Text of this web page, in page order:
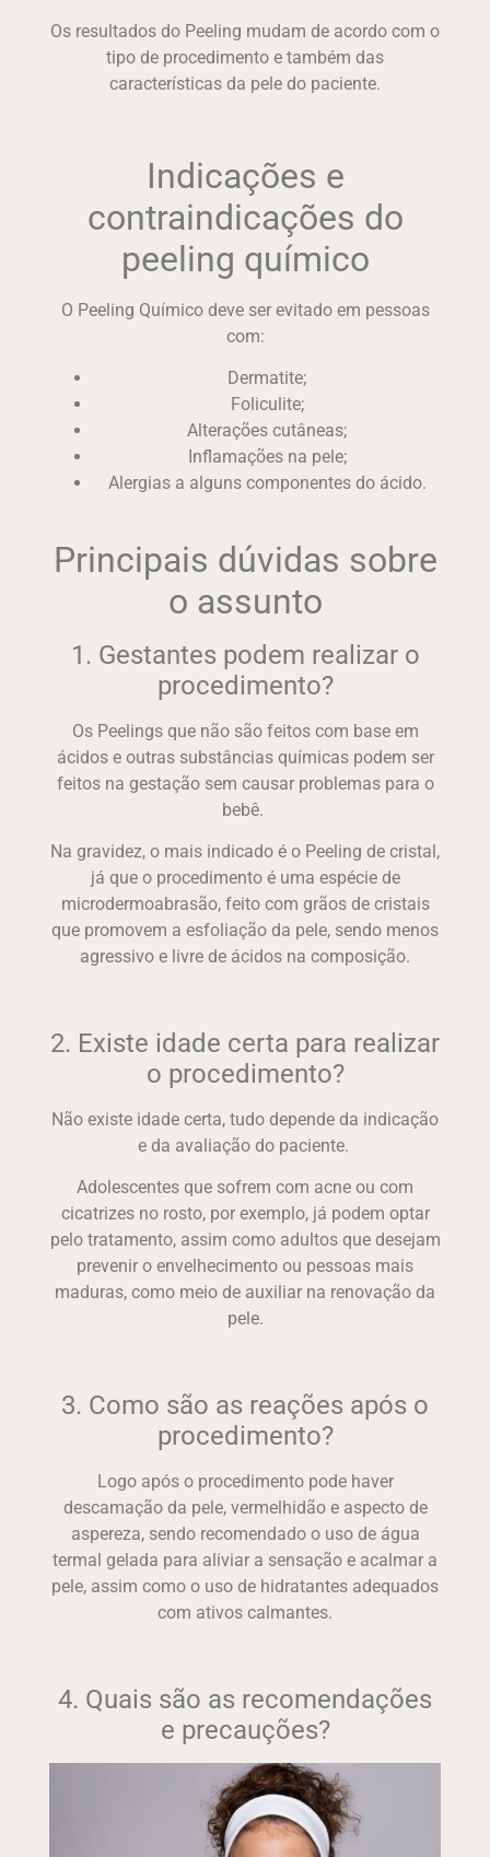
Os resultados do Peeling mudam de acordo com o
tipo de procedimento e também das
características da pele do paciente.
Indicações e
contraindicações do
peeling químico
O Peeling Químico deve ser evitado em pessoas
com:
Dermatite;
Foliculite;
Alterações cutâneas;
Inflamações na pele;
Alergias a alguns componentes do ácido.
Principais dúvidas sobre
o assunto
1. Gestantes podem realizar o
procedimento?
Os Peelings que não são feitos com base em
ácidos e outras substâncias químicas podem ser
feitos na gestação sem causar problemas para o
bebê.
Na gravidez, o mais indicado é o Peeling de cristal,
já que o procedimento é uma espécie de
microdermoabrasão, feito com grãos de cristais
que promovem a esfoliação da pele, sendo menos
agressivo e livre de ácidos na composição.
2. Existe idade certa para realizar
o procedimento?
Não existe idade certa, tudo depende da indicação
e da avaliação do paciente.
Adolescentes que sofrem com acne ou com
cicatrizes no rosto, por exemplo, já podem optar
pelo tratamento, assim como adultos que desejam
prevenir o envelhecimento ou pessoas mais
maduras, como meio de auxiliar na renovação da
pele.
3. Como são as reações após o
procedimento?
Logo após o procedimento pode haver
descamação da pele, vermelhidão e aspecto de
aspereza, sendo recomendado o uso de água
termal gelada para aliviar a sensação e acalmar a
pele, assim como o uso de hidratantes adequados
com ativos calmantes.
4. Quais são as recomendações
e precauções?